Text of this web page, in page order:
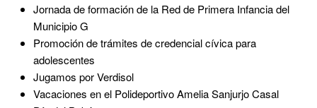
Jornada de formación de la Red de Primera Infancia del
Municipio G
Promoción de trámites de credencial cívica para
adolescentes
Jugamos por Verdisol
Vacaciones en el Polideportivo Amelia Sanjurjo Casal